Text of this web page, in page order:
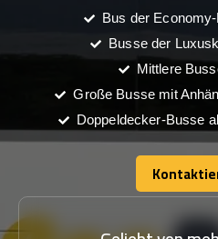
Bus der
Busse der
Mittlere
Große Busse mit
Doppeldecker-Busse